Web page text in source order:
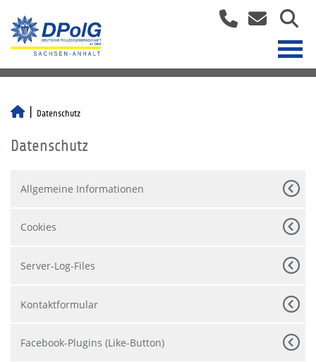
Datenschutz
Datenschutz
Allgemeine Informationen
Cookies
Server-Log-Files
Kontaktformular
Facebook-Plugins (Like-Button)